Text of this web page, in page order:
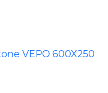
VEPO 600X250